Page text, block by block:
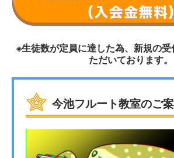
※生徒数が定員に達した為、新規の
ただいております。
今池フルート教室のご